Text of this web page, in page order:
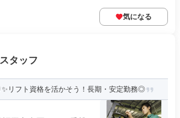
気になる
タッフ
リフト資格を活かそう！長期・安定勤務◎